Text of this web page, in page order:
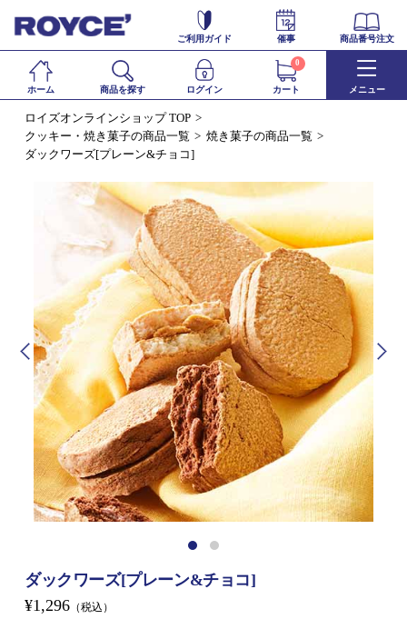
ご利用ガイド 催事 商品番号注文
ホーム 商品を探す ログイン カート
0
メニュー
ロイズオンラインショップ TOP
クッキー・焼き菓子の商品一覧
焼き菓子の商品一覧
ダックワーズ[プレーン&チョコ]
ダックワーズ[プレーン&チョコ]
¥1,296 （税込）